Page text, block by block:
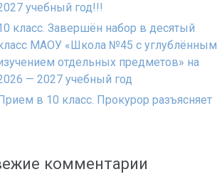
учебный год!!!
класс. Завершён набор в десятый
МАОУ «Школа №45 с углублённым
отдельных предметов» на
— 2027 учебный год
в 10 класс. Прокурор разъясняет
комментарии